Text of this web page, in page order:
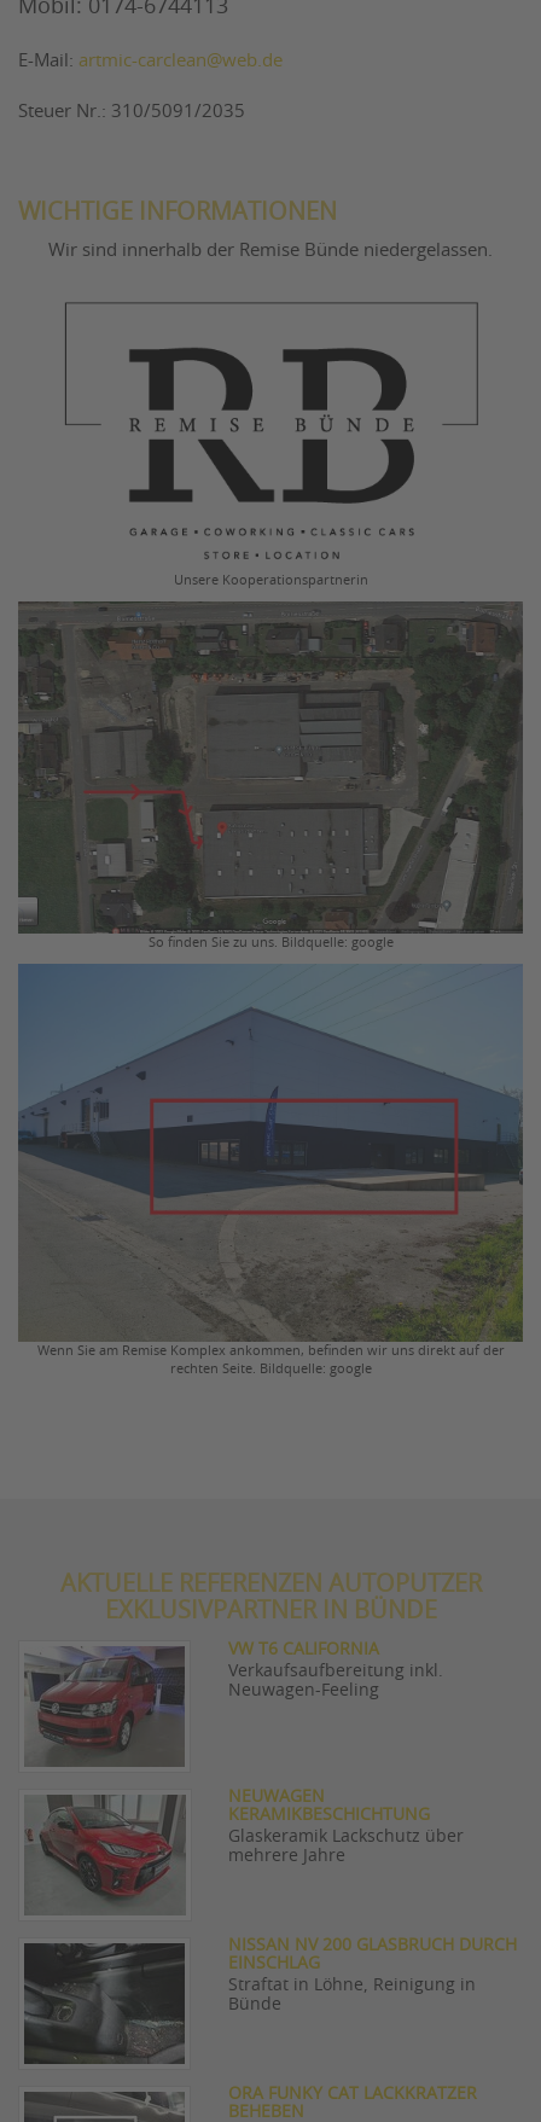
Mobil: 0174-6744113
E-Mail: artmic-carclean@web.de
Steuer Nr.: 310/5091/2035
WICHTIGE INFORMATIONEN
Wir sind innerhalb der Remise Bünde niedergelassen.
Unsere Kooperationspartnerin
So finden Sie zu uns. Bildquelle: google
Wenn Sie am Remise Komplex ankommen, befinden wir uns direkt auf der
rechten Seite. Bildquelle: google
AKTUELLE REFERENZEN AUTOPUTZER
EXKLUSIVPARTNER IN BÜNDE
VW T6 CALIFORNIA
Verkaufsaufbereitung inkl.
Neuwagen-Feeling
NEUWAGEN
KERAMIKBESCHICHTUNG
Glaskeramik Lackschutz über
mehrere Jahre
NISSAN NV 200 GLASBRUCH DURCH
EINSCHLAG
Straftat in Löhne, Reinigung in
Bünde
ORA FUNKY CAT LACKKRATZER
BEHEBEN